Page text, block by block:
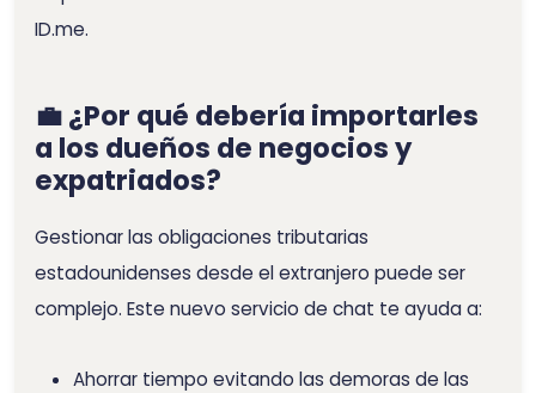
ID.me.
💼 ¿Por qué debería importarles
a los dueños de negocios y
expatriados?
Gestionar las obligaciones tributarias
estadounidenses desde el extranjero puede ser
complejo. Este nuevo servicio de chat te ayuda a:
Ahorrar tiempo evitando las demoras de las